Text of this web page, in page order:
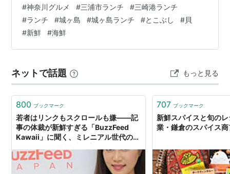
それこそバンバン突いて獲ってたんだよ 獲れた海の幸は
ね、「おしょくり船（押送り船）」って言って波を切る
ように舳先（へさき）が細くてめっぽう足の速い船で運
んだのさ。7丁も8丁も櫓（ろ）を漕いでねぇマグロなん
「活け物舟」に積まれてさそりゃあー、三崎港は…
#神奈川グルメ #三浦市ランチ #三崎港ランチ
#ランチ #城ヶ島 #城ヶ島ランチ #とこぶし #貝
#新鮮 #海鮮
ネットで話題 もっと見る
800 ブックマーク
若者はリンクもスクロールも嫌――記
事の体裁が新鮮すぎる「BuzzFeed
Kawaii」に聞く、ミレニアル世代のネ
707 ブックマーク
新鮮スパイスと旬の
業・鎌倉のスパイス